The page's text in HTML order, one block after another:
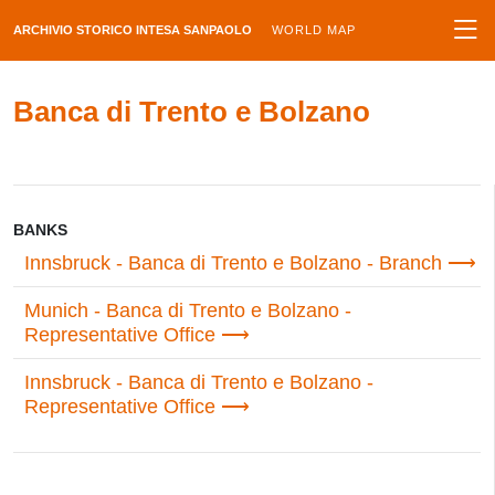
ARCHIVIO STORICO INTESA SANPAOLO WORLD MAP
Banca di Trento e Bolzano
BANKS
Innsbruck - Banca di Trento e Bolzano - Branch
Munich - Banca di Trento e Bolzano -
Representative Office
Innsbruck - Banca di Trento e Bolzano -
Representative Office